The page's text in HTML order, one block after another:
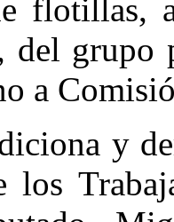
flotillas,
del grupo
a
y
los